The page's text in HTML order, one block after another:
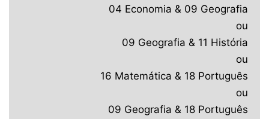
04 Economia & 09 Geografia
ou
09 Geografia & 11 História
ou
16 Matemática & 18 Português
ou
09 Geografia & 18 Português